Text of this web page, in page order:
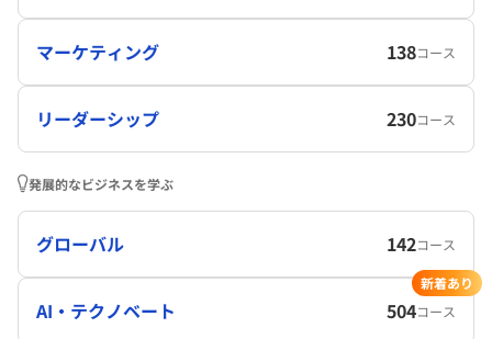
マーケティング 138コース
リーダーシップ 230コース
発展的なビジネスを学ぶ
グローバル 142コース
AI・テクノベート 504コース
新着あり